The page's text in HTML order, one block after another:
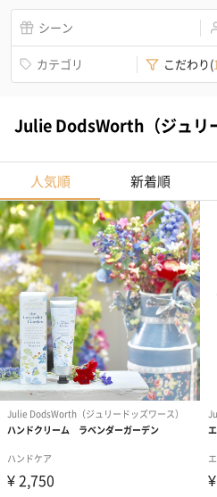
シーン
カテゴリ こだわり(
Julie DodsWorth（ジュリ
人気順 新着順